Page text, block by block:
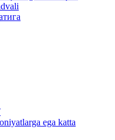
ega katta